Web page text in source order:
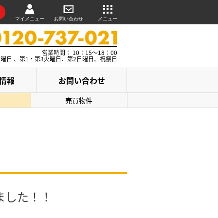
マイメニュー お問い合わせ メニュー
営業時間： 10：15～18：00
日 、第1・第3火曜日、第2日曜日、祝祭日
報 お問い合わせ
売買物件
た！！